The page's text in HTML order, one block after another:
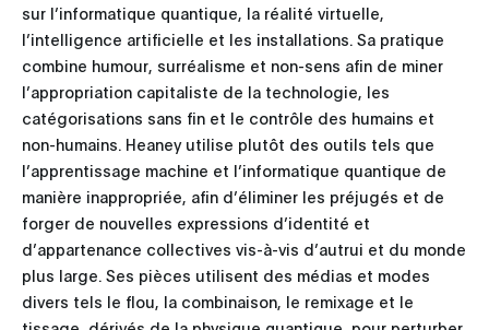
sur l’informatique quantique, la réalité virtuelle,
l’intelligence artificielle et les installations. Sa pratique
combine humour, surréalisme et non-sens afin de miner
l’appropriation capitaliste de la technologie, les
catégorisations sans fin et le contrôle des humains et
non-humains. Heaney utilise plutôt des outils tels que
l’apprentissage machine et l’informatique quantique de
manière inappropriée, afin d’éliminer les préjugés et de
forger de nouvelles expressions d’identité et
d’appartenance collectives vis-à-vis d’autrui et du monde
plus large. Ses pièces utilisent des médias et modes
divers tels le flou, la combinaison, le remixage et le